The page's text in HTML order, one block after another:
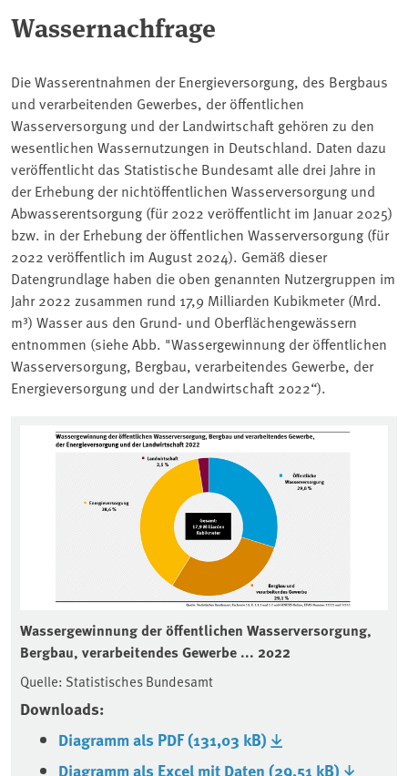
Wassernachfrage
Die Wasserentnahmen der Energieversorgung, des Bergbaus
und verarbeitenden Gewerbes, der öffentlichen
Wasserversorgung und der Landwirtschaft gehören zu den
wesentlichen Wassernutzungen in Deutschland. Daten dazu
veröffentlicht das Statistische Bundesamt alle drei Jahre in
der Erhebung der nichtöffentlichen Wasserversorgung und
Abwasserentsorgung (für 2022 veröffentlicht im Januar 2025)
bzw. in der Erhebung der öffentlichen Wasserversorgung (für
2022 veröffentlich im August 2024). Gemäß dieser
Datengrundlage haben die oben genannten Nutzergruppen im
Jahr 2022 zusammen rund 17,9 Milliarden Kubikmeter (Mrd.
m³) Wasser aus den Grund- und Oberflächengewässern
entnommen (siehe Abb. "Wassergewinnung der öffentlichen
Wasserversorgung, Bergbau, verarbeitendes Gewerbe, der
Energieversorgung und der Landwirtschaft 2022“).
Wassergewinnung der öffentlichen Wasserversorgung,
Bergbau, verarbeitendes Gewerbe ... 2022
Quelle: Statistisches Bundesamt
Downloads:
Diagramm als PDF (131,03 kB)
Diagramm als Excel mit Daten (29,51 kB)